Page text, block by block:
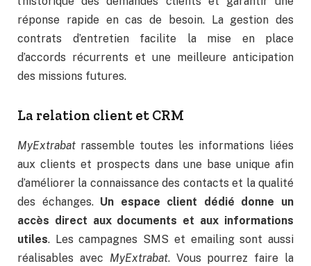
réponse rapide en cas de besoin. La gestion des
contrats d’entretien facilite la mise en place
d’accords récurrents et une meilleure anticipation
des missions futures.
La relation client et CRM
MyExtrabat rassemble toutes les informations liées
aux clients et prospects dans une base unique afin
d’améliorer la connaissance des contacts et la qualité
des échanges. Un espace client dédié donne un
accès direct aux documents et aux informations
utiles. Les campagnes SMS et emailing sont aussi
réalisables avec MyExtrabat. Vous pourrez faire la